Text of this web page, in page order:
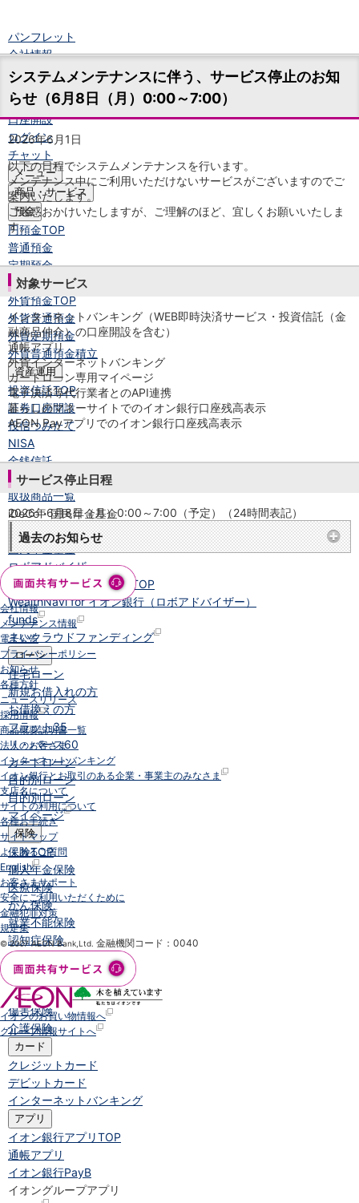
パンフレット
会社情報
ニュースリリース
法人のお客さま
口座開設
ログイン
チャット
メニュー
商品・サービス
預金
円預金TOP
普通預金
定期預金
積立式定期預金
外貨預金TOP
外貨普通預金
外貨定期預金
外貨普通預金積立
資産運用
投資信託TOP
証券口座開設
投信つみたて
NISA
金銭信託
金銭信託のしくみ
取扱商品一覧
iDeCo・国民年金基金
iDeCo（個人型確定拠出年金）
国民年金基金
ロボアドバイザー
クラウドファンディング
TOP
WealthNavi for イオン銀行（ロボアドバイザー）
funds
まいクラウドファンディング
ローン
住宅ローン
新規お借入れの方
お借換えの方
フラット35
リ・バース60
カードローン
目的別ローン
目的別ローン
マイページ
保険
保険TOP
個人年金保険
医療保険
がん保険
就業不能保険
認知症保険
海外旅行保険
国内旅行傷害保険
スマホ保険
傷害保険
介護保険
カード
クレジットカード
デビットカード
インターネットバンキング
アプリ
イオン銀行アプリTOP
通帳アプリ
イオン銀行PayB
イオングループアプリ
システムメンテナンスに伴う、サービス停止のお知
らせ（6月8日（月）0:00～7:00）
2026年6月1日
以下の日程でシステムメンテナンスを行います。
メンテナンス中にご利用いただけないサービスがございますのでご
案内いたします。
ご迷惑おかけいたしますが、ご理解のほど、宜しくお願いいたしま
す。
対象サービス
インターネットバンキング（WEB即時決済サービス・投資信託（金
融商品仲介）の口座開設を含む）
通帳アプリ
外貨インターネットバンキング
カードローン専用マイページ
電子決済等代行業者とのAPI連携
暮らしのマネーサイトでのイオン銀行口座残高表示
AEON Payアプリでのイオン銀行口座残高表示
サービス停止日程
2026年6月8日（月）0:00～7:00（予定）（24時間表記）
過去のお知らせ
会社情報
メンテナンス情報
電子公告
プライバシーポリシー
お知らせ
各種方針
ニュースリリース
採用情報
商品概要説明書一覧
法人のお客さま
インターネットバンキング
イオン銀行とお取引のある企業・事業主のみなさま
支店名について
サイトの利用について
各種お手続き
サイトマップ
よくあるご質問
English
お客さまサポート
安全にご利用いただくために
金融犯罪対策
規定集
© 2007 AEON Bank,Ltd. 金融機関コード：0040
イオンのお買い物情報へ
グループ情報サイトへ